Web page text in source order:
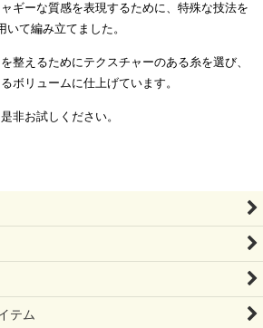
ギーな質感を表現するために、特殊な技法を
いて編み立てました。
整えるためにテクスチャーのある糸を選び、
ボリュームに仕上げています。
是非お試しください。
テム